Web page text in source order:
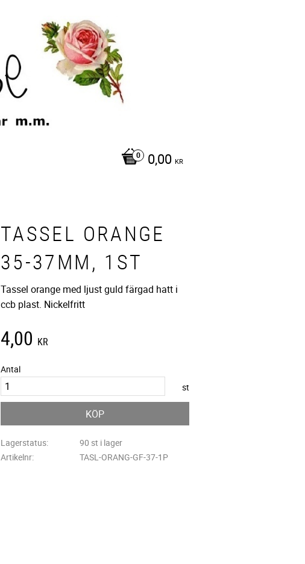
0,00 KR
TASSEL ORANGE
35-37MM, 1ST
Tassel orange med ljust guld färgad hatt i
ccb plast. Nickelfritt
4,00 KR
Antal
st
KÖP
Lagerstatus
90 st i lager
Artikelnr
TASL-ORANG-GF-37-1P